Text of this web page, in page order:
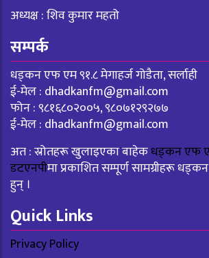
अध्यक्ष : शिव कुमार महतो
सम्पर्क
धड्कन एफ एम ९१.८ मेगाहर्ज गोडैता, सर्लाही
ई-मेल : dhadkanfm@gmail.com
फोन : ९८१६८०२००५, ९८०७१२९२७७
ई-मेल : dhadkanfm@gmail.com
अत : स्रोतहरू खुलाइएका बाहेकधड्कन एफ
डटएनपीमा प्रकाशित सम्पूर्ण सामग्रीहरू
हुन् ।
Quick Links
Privacy Policy